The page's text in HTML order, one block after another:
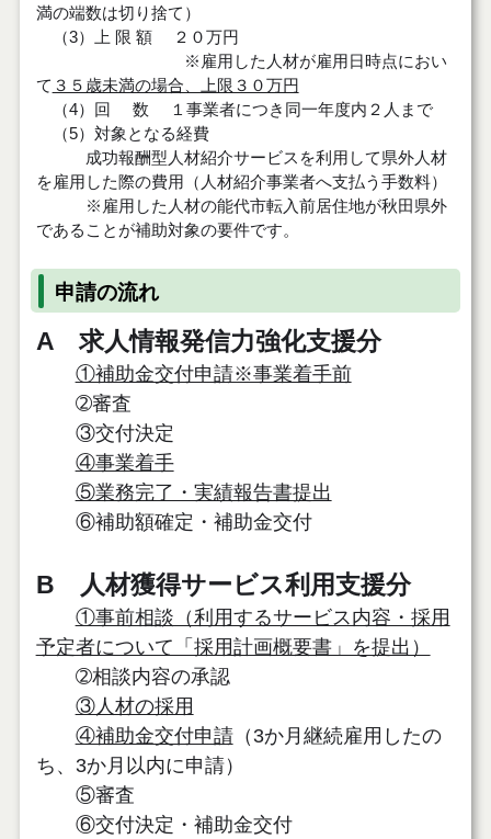
満の端数は切り捨て）
（3）上 限 額 ２０万円
※雇用した人材が雇用日時点におい
て ３５歳未満の場合、上限３０万円
（4）回 数 １事業者につき同一年度内２人まで
（5）対象となる経費
成功報酬型人材紹介サービスを利用して県外人材
を雇用した際の費用（人材紹介事業者へ支払う手数料）
※雇用した人材の能代市転入前居住地が秋田県外
であることが補助対象の要件です。
申請の流れ
A 求人情報発信力強化支援分
①補助金交付申請※事業着手前
➁審査
③交付決定
④事業着手
⑤業務完了・実績報告書提出
⑥補助額確定・補助金交付
B 人材獲得サービス利用支援分
①事前相談（利用するサービス内容・採用
予定者について「採用計画概要書」を提出）
➁相談内容の承認
③人材の採用
④補助金交付申請（3か月継続雇用したの
ち、3か月以内に申請）
⑤審査
⑥交付決定・補助金交付